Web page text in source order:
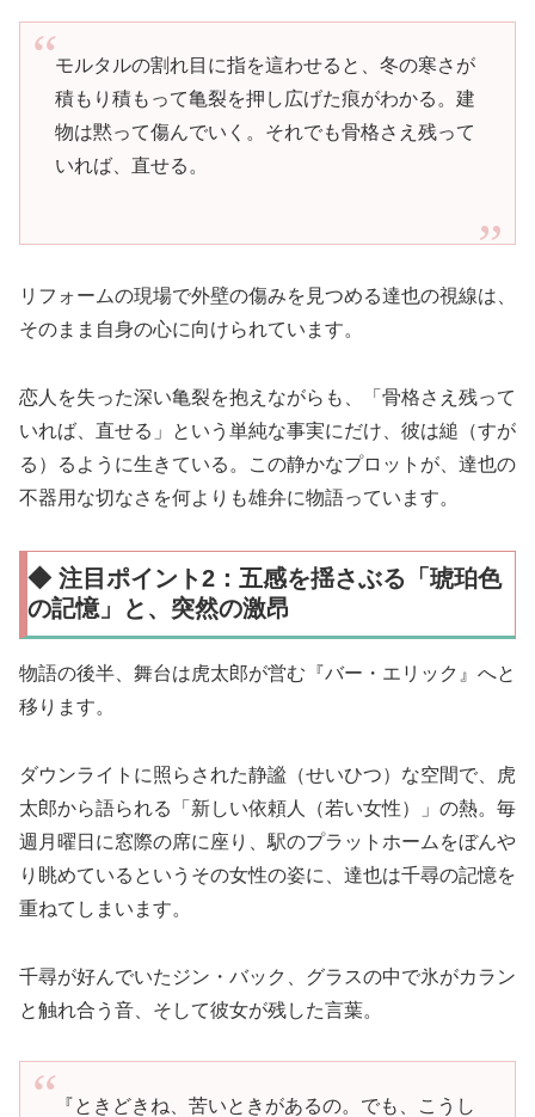
モルタルの割れ目に指を這わせると、冬の寒さが
積もり積もって亀裂を押し広げた痕がわかる。建
物は黙って傷んでいく。それでも骨格さえ残って
いれば、直せる。
リフォームの現場で外壁の傷みを見つめる達也の視線は、
そのまま自身の心に向けられています。
恋人を失った深い亀裂を抱えながらも、「骨格さえ残って
いれば、直せる」という単純な事実にだけ、彼は縋（すが
る）るように生きている。この静かなプロットが、達也の
不器用な切なさを何よりも雄弁に物語っています。
◆ 注目ポイント2：五感を揺さぶる「琥珀色
の記憶」と、突然の激昂
物語の後半、舞台は虎太郎が営む『バー・エリック』へと
移ります。
ダウンライトに照らされた静謐（せいひつ）な空間で、虎
太郎から語られる「新しい依頼人（若い女性）」の熱。毎
週月曜日に窓際の席に座り、駅のプラットホームをぼんや
り眺めているというその女性の姿に、達也は千尋の記憶を
重ねてしまいます。
千尋が好んでいたジン・バック、グラスの中で氷がカラン
と触れ合う音、そして彼女が残した言葉。
『ときどきね、苦いときがあるの。でも、こうし